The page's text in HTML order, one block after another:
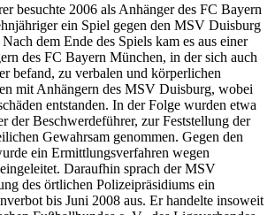
besuchte 2006 als Anhänger des FC Bayern
ein Spiel gegen den MSV Duisburg
dem Ende des Spiels kam es aus einer
des FC Bayern München, in der sich auch
befand, zu verbalen und körperlichen
mit Anhängern des MSV Duisburg, wobei
entstanden. In der Folge wurden etwa
der Beschwerdeführer, zur Feststellung der
Gewahrsam genommen. Gegen den
ein Ermittlungsverfahren wegen
Daraufhin sprach der MSV
des örtlichen Polizeipräsidiums ein
bis Juni 2008 aus. Er handelte insoweit